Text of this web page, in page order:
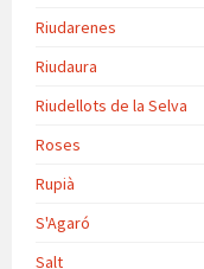
Riudarenes
Riudaura
Riudellots de la Selva
Roses
Rupià
S'Agaró
Salt